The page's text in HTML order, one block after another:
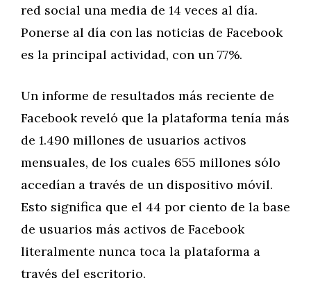
red social una media de 14 veces al día.
Ponerse al día con las noticias de Facebook
es la principal actividad, con un 77%.
Un informe de resultados más reciente de
Facebook reveló que la plataforma tenía más
de 1.490 millones de usuarios activos
mensuales, de los cuales 655 millones sólo
accedían a través de un dispositivo móvil.
Esto significa que el 44 por ciento de la base
de usuarios más activos de Facebook
literalmente nunca toca la plataforma a
través del escritorio.